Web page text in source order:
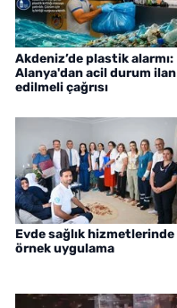
Akdeniz’de plastik alarmı:
Alanya'dan acil durum ilan
edilmeli çağrısı
Evde sağlık hizmetlerinde
örnek uygulama